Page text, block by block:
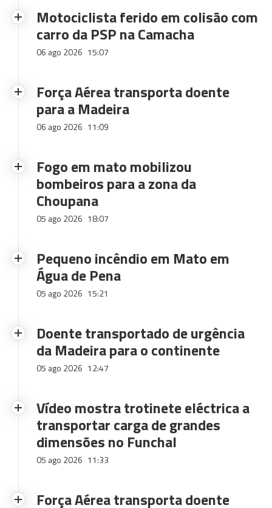
Motociclista ferido em colisão com
carro da PSP na Camacha
06 ago 2026 15:07
Força Aérea transporta doente
para a Madeira
06 ago 2026 11:09
Fogo em mato mobilizou
bombeiros para a zona da
Choupana
05 ago 2026 18:07
Pequeno incêndio em Mato em
Água de Pena
05 ago 2026 15:21
Doente transportado de urgência
da Madeira para o continente
05 ago 2026 12:47
Vídeo mostra trotinete eléctrica a
transportar carga de grandes
dimensões no Funchal
05 ago 2026 11:33
Força Aérea transporta doente